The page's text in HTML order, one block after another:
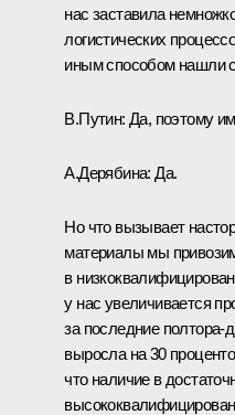
нас заставила
логистических
иным способом нашли
В.Путин: Да, поэтому
А.Дерябина: Да.
Но что вызывает
материалы мы
в
у нас увеличивается
за последние полтора-
выросла на 30
что наличие в